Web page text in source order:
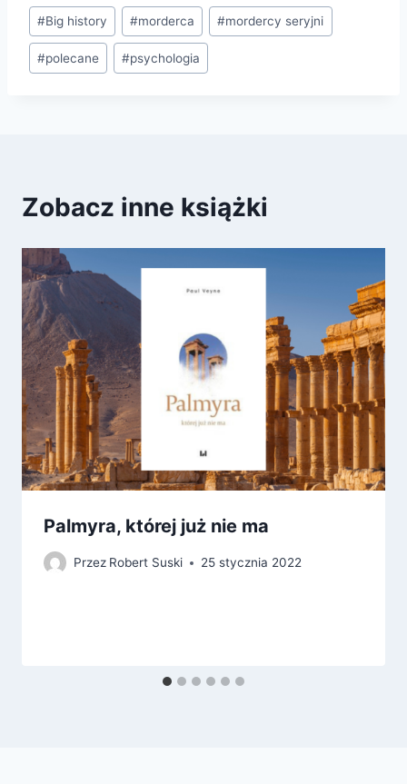
Tagi
wpisu:
#Big history #morderca #mordercy seryjni
#polecane #psychologia
Zobacz inne książki
Palmyra, której już nie ma
Przez Robert Suski 25 stycznia 2022